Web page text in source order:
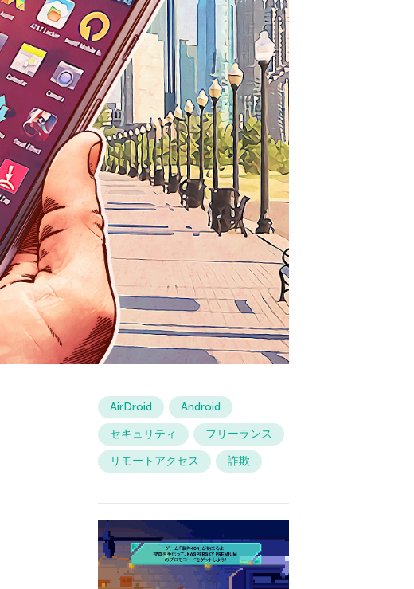
AirDroid
Android
セキュリティ
フリーランス
リモートアクセス
詐欺